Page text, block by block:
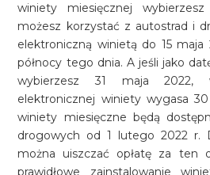
winiety miesięcznej
możesz korzystać z autostrad i
elektroniczną winietą do 15 maja
północy tego dnia. A jeśli jako
wybierzesz 31 maja 2022,
elektronicznej winiety wygasa
winiety miesięczne będą
drogowych od 1 lutego 2022 r.
można uiszczać opłatę za ten
prawidłowe zainstalowanie